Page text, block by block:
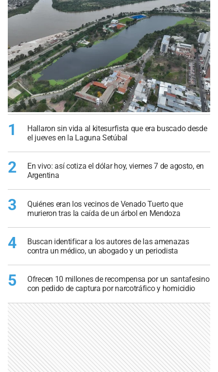
1
Hallaron sin vida al kitesurfista que era buscado desde
el jueves en la Laguna Setúbal
2
En vivo: así cotiza el dólar hoy, viernes 7 de agosto, en
Argentina
3
Quiénes eran los vecinos de Venado Tuerto que
murieron tras la caída de un árbol en Mendoza
4
Buscan identificar a los autores de las amenazas
contra un médico, un abogado y un periodista
5
Ofrecen 10 millones de recompensa por un santafesino
con pedido de captura por narcotráfico y homicidio